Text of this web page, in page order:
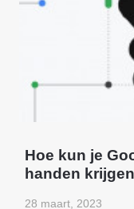
Hoe kun je
handen
28 maart, 2023